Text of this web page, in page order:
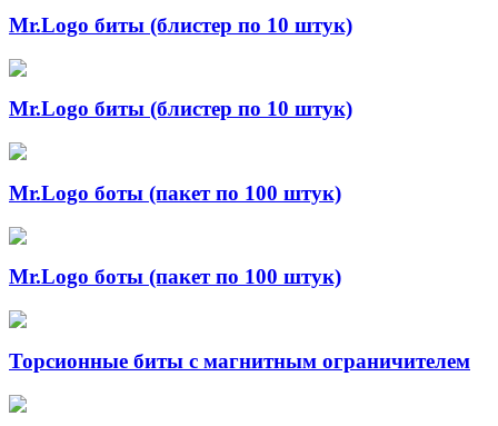
Mr.Logo биты (блистер по 10 штук)
Mr.Logo биты (блистер по 10 штук)
Mr.Logo боты (пакет по 100 штук)
Mr.Logo боты (пакет по 100 штук)
Торсионные биты с магнитным ограничителем